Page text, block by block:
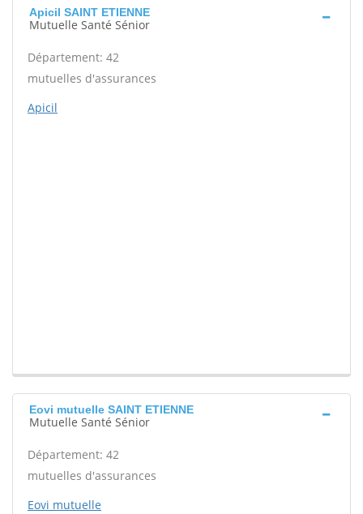
Apicil SAINT ETIENNE
Mutuelle Santé Sénior
Département: 42
mutuelles d'assurances
Apicil
Eovi mutuelle SAINT ETIENNE
Mutuelle Santé Sénior
Département: 42
mutuelles d'assurances
Eovi mutuelle